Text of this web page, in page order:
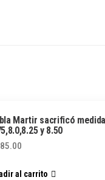
Martir sacrificó
y 8.50
al carrito